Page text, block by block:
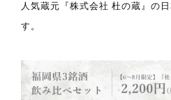
人気蔵元『株式会社 杜の蔵』の
す。